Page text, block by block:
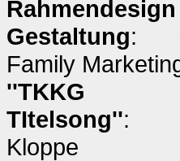
Gestaltung:
Family
''TKKG
TItelsong'':
Kloppe